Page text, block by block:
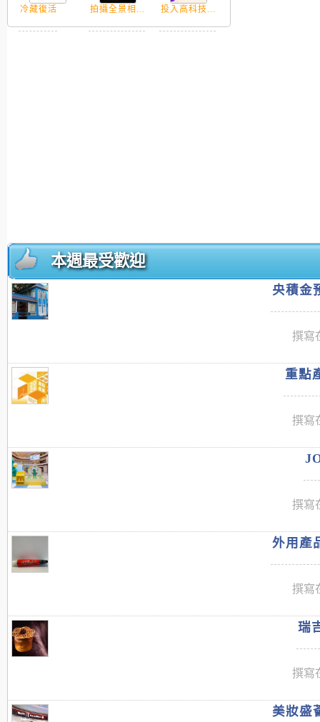
冷藏復活 拍攝全景相... 投入高科技...
本週最受歡迎
央積金
撰寫
重點
撰寫
撰寫
外用產
撰寫
瑞
撰寫
美妝盛